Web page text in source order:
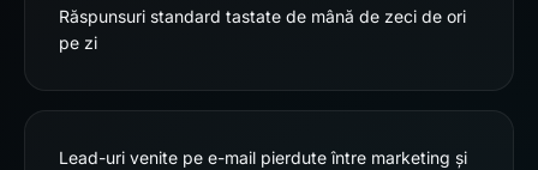
Răspunsuri standard tastate de mână de zeci de ori
pe zi
Lead-uri venite pe e-mail pierdute între marketing și